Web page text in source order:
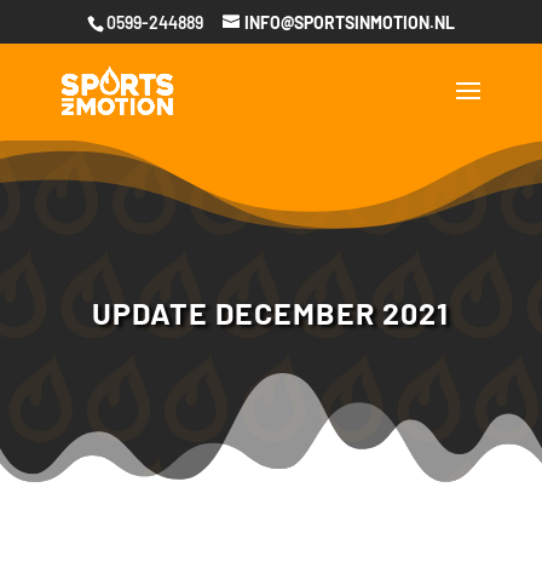
0599-244889 INFO@SPORTSINMOTION.NL
UPDATE DECEMBER 2021